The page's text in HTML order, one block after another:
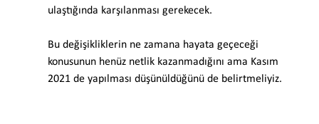
ulaştığında karşılanması gerekecek.
Bu değişikliklerin ne zamana hayata geçeceği
konusunun henüz netlik kazanmadığını ama Kasım
2021 de yapılması düşünüldüğünü de belirtmeliyiz.